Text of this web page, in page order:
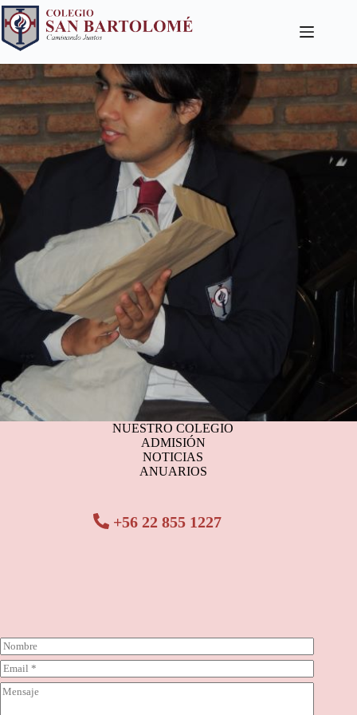
NUESTRO COLEGIO
ADMISIÓN
NOTICIAS
ANUARIOS
+56 22 855 1227
N
o
m
b
r
C
o
r
C